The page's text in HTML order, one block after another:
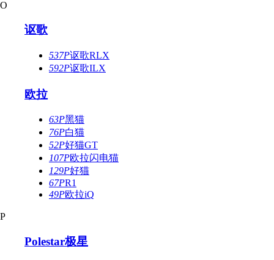
O
讴歌
537P讴歌RLX
592P讴歌ILX
欧拉
63P黑猫
76P白猫
52P好猫GT
107P欧拉闪电猫
129P好猫
67PR1
49P欧拉iQ
P
Polestar极星